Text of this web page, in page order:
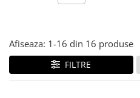
Jocuri de rol
Jocuri inteligenta si memorie
Cărți educative pentru copii
Afiseaza: 1-16 din 16 produse
FILTRE